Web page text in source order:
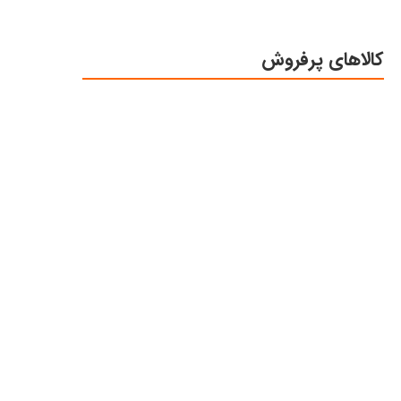
کالاهای پرفروش